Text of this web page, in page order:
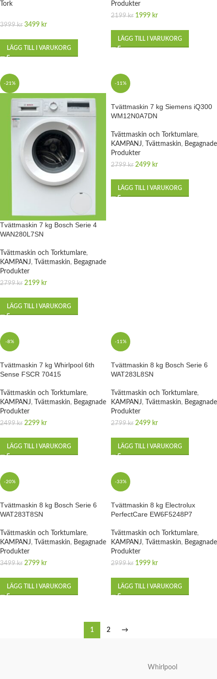
Tork
3999kr 3499 kr
LÄGG TILL I VARUKORG
Produkter
2199kr 1999 kr
LÄGG TILL I VARUKORG
-21%
Tvättmaskin 7 kg Bosch Serie 4
WAN280L7SN
Tvättmaskin och Torktumlare,
KAMPANJ, Tvättmaskin, Begagnade
Produkter
2799kr 2199 kr
LÄGG TILL I VARUKORG
-11%
Tvättmaskin 7 kg Siemens iQ300
WM12N0A7DN
Tvättmaskin och Torktumlare,
KAMPANJ, Tvättmaskin, Begagnade
Produkter
2799kr 2499 kr
LÄGG TILL I VARUKORG
-8%
Tvättmaskin 7 kg Whirlpool 6th
Sense FSCR 70415
Tvättmaskin och Torktumlare,
KAMPANJ, Tvättmaskin, Begagnade
Produkter
2499kr 2299 kr
LÄGG TILL I VARUKORG
-11%
Tvättmaskin 8 kg Bosch Serie 6
WAT283L8SN
Tvättmaskin och Torktumlare,
KAMPANJ, Tvättmaskin, Begagnade
Produkter
2799kr 2499 kr
LÄGG TILL I VARUKORG
-20%
Tvättmaskin 8 kg Bosch Serie 6
WAT283T8SN
Tvättmaskin och Torktumlare,
KAMPANJ, Tvättmaskin, Begagnade
Produkter
3499kr 2799 kr
LÄGG TILL I VARUKORG
-33%
Tvättmaskin 8 kg Electrolux
PerfectCare EW6F5248P7
Tvättmaskin och Torktumlare,
KAMPANJ, Tvättmaskin, Begagnade
Produkter
2999kr 1999 kr
LÄGG TILL I VARUKORG
1 2 →
Whirlpool